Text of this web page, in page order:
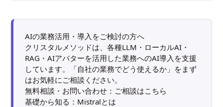
AIの業務活用・導入をご検討の方へ
クリスタルメソッドは、各種LLM・ローカルAI・
RAG・AIアバターを活用した業務へのAI導入を支援
しています。「自社の業務でどう使えるか」をまず
はお気軽にご相談ください。
無料相談・お問い合わせ： ご相談はこちら
基礎から知る： Mistralとは